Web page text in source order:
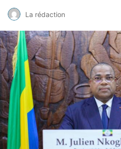
La rédaction